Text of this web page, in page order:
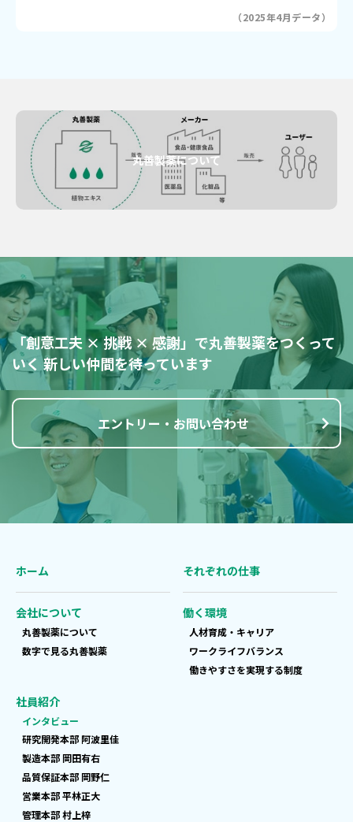
（2025年4月データ）
丸善製薬について
「創意工夫 × 挑戦 × 感謝」で丸善製薬をつくって
いく 新しい仲間を待っています
エントリー・お問い合わせ
ホーム
会社について
丸善製薬について
数字で見る丸善製薬
それぞれの仕事
働く環境
人材育成・キャリア
ワークライフバランス
働きやすさを実現する制度
社員紹介
インタビュー
研究開発本部 阿波里佳
製造本部 岡田有右
品質保証本部 岡野仁
営業本部 平林正大
管理本部 村上梓